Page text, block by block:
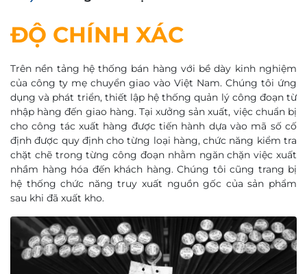
ĐỘ CHÍNH XÁC
Trên nền tảng hệ thống bán hàng với bề dày kinh nghiệm
của công ty mẹ chuyển giao vào Việt Nam. Chúng tôi ứng
dụng và phát triển, thiết lập hệ thống quản lý công đoạn từ
nhập hàng đến giao hàng. Tại xưởng sản xuất, việc chuẩn bị
cho công tác xuất hàng được tiến hành dựa vào mã số cố
định được quy định cho từng loại hàng, chức năng kiểm tra
chặt chẽ trong từng công đoạn nhằm ngăn chặn việc xuất
nhầm hàng hóa đến khách hàng. Chúng tôi cũng trang bị
hệ thống chức năng truy xuất nguồn gốc của sản phẩm
sau khi đã xuất kho.